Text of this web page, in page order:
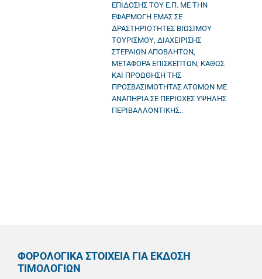
ΕΠΙΔΟΣΗΣ ΤΟΥ Ε.Π. ΜΕ ΤΗΝ
ΕΦΑΡΜΟΓΗ ΕΜΑΣ ΣΕ
ΔΡΑΣΤΗΡΙΟΤΗΤΕΣ ΒΙΩΣΙΜΟΥ
ΤΟΥΡΙΣΜΟΥ, ΔΙΑΧΕΙΡΙΣΗΣ
ΣΤΕΡΑΙΩΝ ΑΠΟΒΛΗΤΩΝ,
ΜΕΤΑΦΟΡΑ ΕΠΙΣΚΕΠΤΩΝ, ΚΑΘΩΣ
ΚΑΙ ΠΡΟΩΘΗΣΗ ΤΗΣ
ΠΡΟΣΒΑΣΙΜΟΤΗΤΑΣ ΑΤΟΜΩΝ ΜΕ
ΑΝΑΠΗΡΙΑ ΣΕ ΠΕΡΙΟΧΕΣ ΥΨΗΛΗΣ
ΠΕΡΙΒΑΛΛΟΝΤΙΚΗΣ..
ΦΟΡΟΛΟΓΙΚΑ ΣΤΟΙΧΕΙΑ ΓΙΑ ΕΚΔΟΣΗ
ΤΙΜΟΛΟΓΙΩΝ